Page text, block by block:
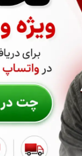
به سراسر کشور
سیویلیها
فریم عینک و